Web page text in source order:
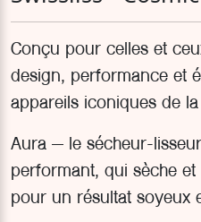
Conçu pour celles et
design, performance et
appareils iconiques de
Aura – le sécheur-
performant, qui sèche
pour un résultat soyeux